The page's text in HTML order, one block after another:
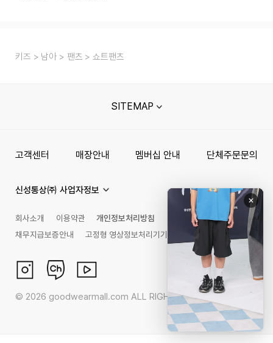
키즈 남아 팬츠 쇼트팬츠
SITEMAP
고객센터 매장안내 멤버십 안내 단체주문문의
신성통상㈜ 사업자정보
회사소개 이용약관
개인정보처리방침
채무지급보증안내
고정형 영상정보처리기기 운영관리 방침
© 2026 goodwearmall.com ALL RIGHTS RESERVED